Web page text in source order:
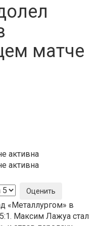
матче
«Металлургом» в
Максим Лажуа стал